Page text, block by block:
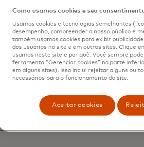
Como usamos cookies e seu
Usamos cookies e tecnologias semelhantes
desempenho, compreender o nosso público e
também usamos cookies para exibir
dos usuários no site e em outros sites. Clique
usamos neste site e por quê. Você sempre
ferramenta “Gerenciar cookies” na parte
em alguns sites). Isso inclui rejeitar alguns ou
necessários para o funcionamento do site.
Aceitar cookies